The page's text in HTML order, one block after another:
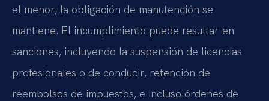
el menor, la obligación de manutención se
mantiene. El incumplimiento puede resultar en
sanciones, incluyendo la suspensión de licencias
profesionales o de conducir, retención de
reembolsos de impuestos, e incluso órdenes de